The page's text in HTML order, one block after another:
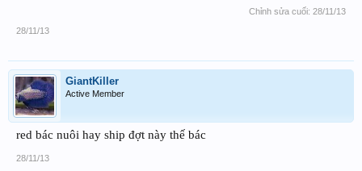
Chỉnh sửa cuối: 28/11/13
28/11/13
GiantKiller
Active Member
red bác nuôi hay ship đợt này thế bác
28/11/13